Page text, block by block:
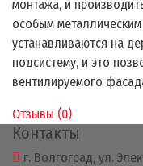
монтажа, и
особым
устанавливаются на
подсистему, и это
вентилируемого
Отзывы (0)
Контакты
г. Волгоград, ул.